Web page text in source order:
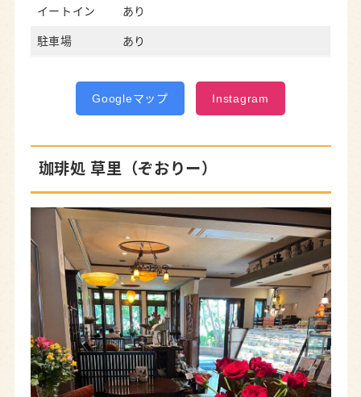
イートイン あり
駐車場 あり
Googleマップ Instagram
珈琲処 草里（ぞおりー）